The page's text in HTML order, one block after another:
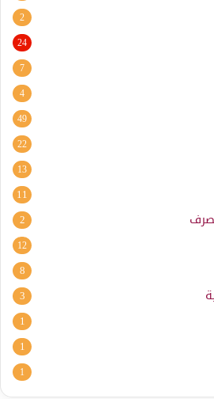
2
24
7
4
49
22
13
11
2
12
8
3
1
1
1